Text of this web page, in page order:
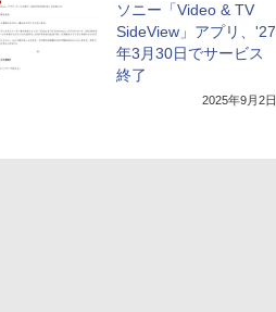
ソニー「Video & TV
SideView」アプリ、'27
年3月30日でサービス
終了
2025年9月2日